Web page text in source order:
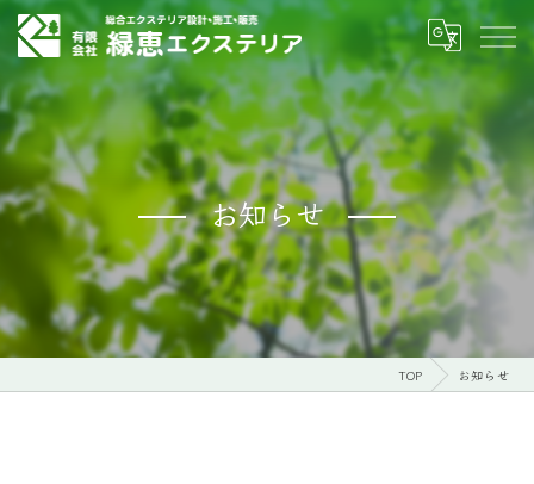
お知らせ
TOP お知らせ